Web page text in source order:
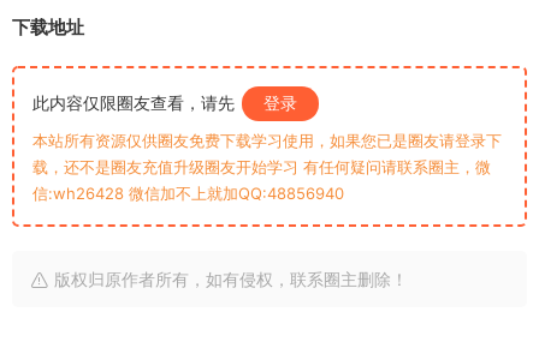
下载地址
此内容仅限圈友查看，请先 登录
本站所有资源仅供圈友免费下载学习使用，如果您已是圈友请登录下
载，还不是圈友充值升级圈友开始学习 有任何疑问请联系圈主，微
信:wh26428 微信加不上就加QQ:48856940
版权归原作者所有，如有侵权，联系圈主删除！